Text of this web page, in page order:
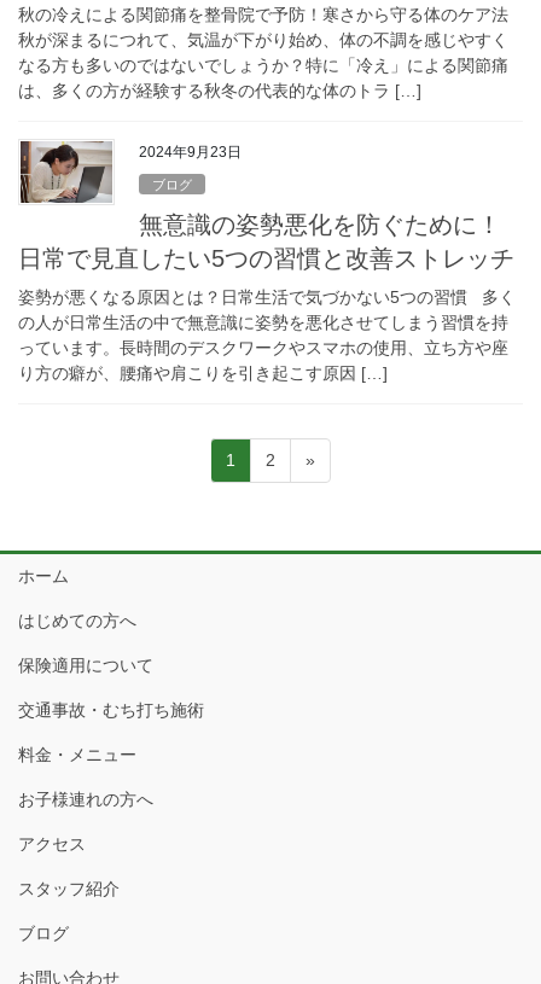
秋の冷えによる関節痛を整骨院で予防！寒さから守る体のケア法
秋が深まるにつれて、気温が下がり始め、体の不調を感じやすく
なる方も多いのではないでしょうか？特に「冷え」による関節痛
は、多くの方が経験する秋冬の代表的な体のトラ […]
2024年9月23日
ブログ
無意識の姿勢悪化を防ぐために！
日常で見直したい5つの習慣と改善ストレッチ
姿勢が悪くなる原因とは？日常生活で気づかない5つの習慣 多く
の人が日常生活の中で無意識に姿勢を悪化させてしまう習慣を持
っています。長時間のデスクワークやスマホの使用、立ち方や座
り方の癖が、腰痛や肩こりを引き起こす原因 […]
ペ
ー
ジ
り
固
定
1
固
定
2 »
ホーム
はじめての方へ
保険適用について
交通事故・むち打ち施術
料金・メニュー
お子様連れの方へ
アクセス
スタッフ紹介
ブログ
お問い合わせ